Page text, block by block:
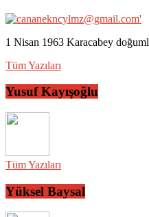
1 Nisan 1963 Karacabey
Tüm Yazıları
Yusuf Kayışoğlu
Tüm Yazıları
Yüksel Baysal